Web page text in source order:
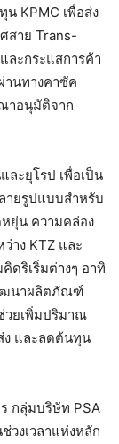
KPMC เพื่อส่ง
สาย Trans-
ละกระแสการค้า
านทางคาซัค
าอนุมัติจาก
ละยุโรป เพื่อเป็น
ายรูปแบบสำหรับ
หยุ่น ความคล่อง
าง KTZ และ
ดริเริ่มต่างๆ อาทิ
ฒนาผลิตภัณฑ์
วยเพิ่มปริมาณ
ง และลดต้นทุน
กลุ่มบริษัท PSA
วงเวลาแห่งหลัก